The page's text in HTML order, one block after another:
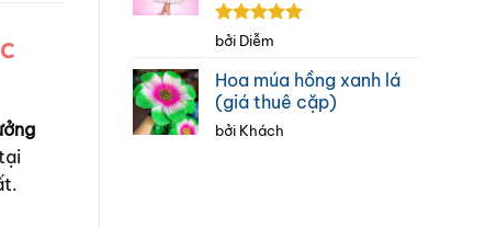
Được xếp
sao
bởi Diễm
Hoa múa hồng xanh lá
(giá thuê cặp)
bởi Khách